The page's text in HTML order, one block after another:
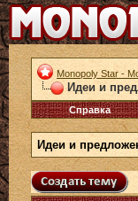
Monopoly Star -
Идеи и
Справка
Идеи и